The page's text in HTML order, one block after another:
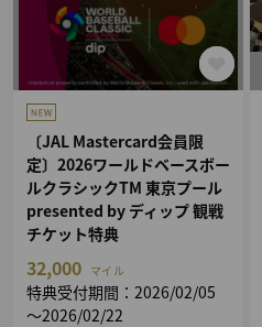
〔JAL Mastercard会員限
定〕2026ワールドベースボー
ルクラシックTM 東京プール
presented by ディップ 観戦
チケット特典
32,000 マイル
特典受付期間：2026/02/05
～2026/02/22